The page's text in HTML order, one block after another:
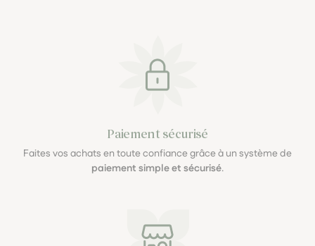
Paiement sécurisé
Faites vos achats en toute confiance grâce à un système de
paiement simple et sécurisé.